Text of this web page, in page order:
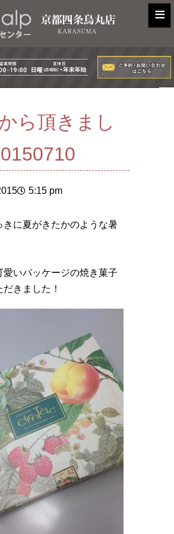
≡
ら頂きまし
5:15 pm
きに夏がきたかのような暑
愛いパッケージの焼き菓子
きました！